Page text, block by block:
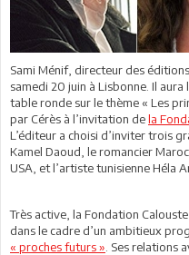
Sami Ménif, directeur des
samedi 20 juin à Lisbonne. Il
table ronde sur le thème « Les
par Cérès à l’invitation dela
L’éditeur a choisi d’inviter trois
Kamel Daoud, le romancier
USA, et l’artiste tunisienne Héla
Très active, la Fondation
dans le cadre d’un ambitieux
« proches futurs » . Ses relations